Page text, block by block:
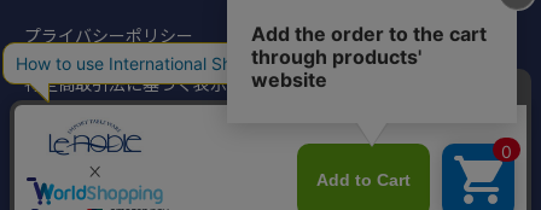
プライバシーポリシー
特定商取引法に基づく表示